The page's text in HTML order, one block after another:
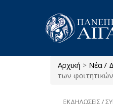
Είστε
Αρχική > Νέα /
των
ΕΚΔΗΛΩΣΕΙΣ /